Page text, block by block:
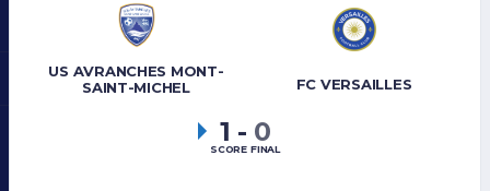
US AVRANCHES MONT-
SAINT-MICHEL
FC VERSAILLES
1 - 0
SCORE FINAL